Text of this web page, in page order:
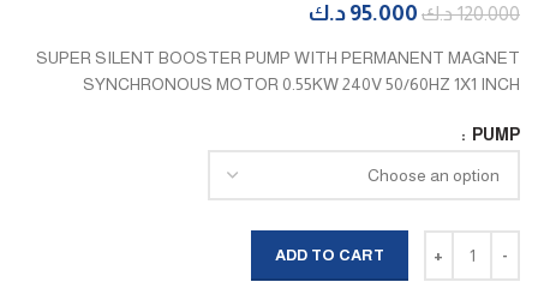
120.000د.ك 95.000 د.ك
SUPER SILENT BOOSTER PUMP WITH PERMANENT MAGNET
SYNCHRONOUS MOTOR 0.55KW 240V 50/60HZ 1X1 INCH
PUMP
ADD TO CART